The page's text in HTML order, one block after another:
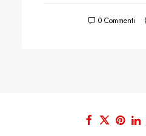
0 Commenti